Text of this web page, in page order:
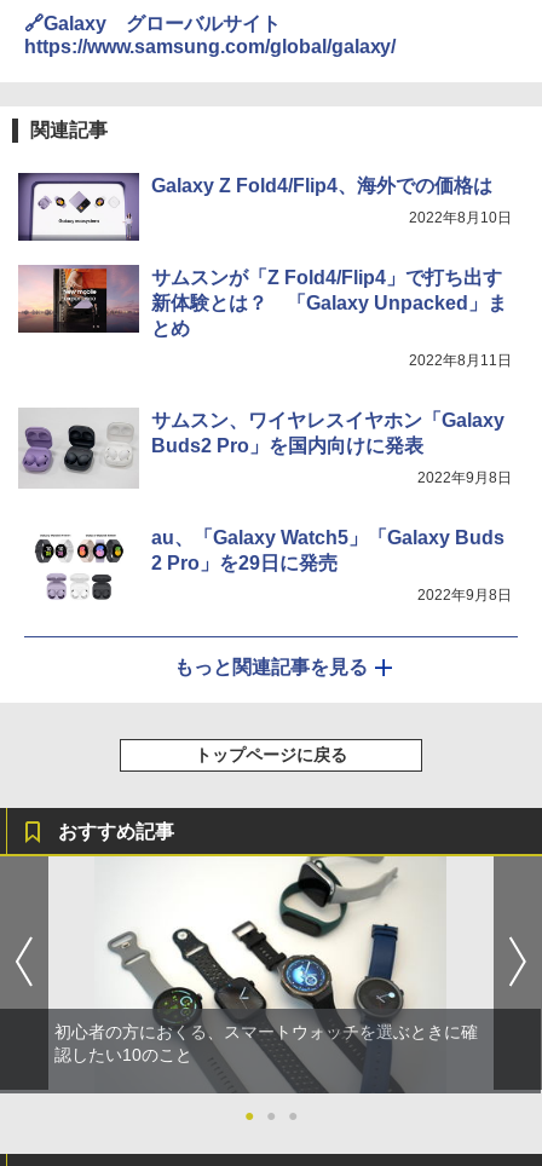
🔗Galaxy グローバルサイト
https://www.samsung.com/global/galaxy/
関連記事
Galaxy Z Fold4/Flip4、海外での価格は
2022年8月10日
サムスンが「Z Fold4/Flip4」で打ち出す
新体験とは？ 「Galaxy Unpacked」ま
とめ
2022年8月11日
サムスン、ワイヤレスイヤホン「Galaxy
Buds2 Pro」を国内向けに発表
2022年9月8日
au、「Galaxy Watch5」「Galaxy Buds
2 Pro」を29日に発売
2022年9月8日
もっと関連記事を見る
トップページに戻る
おすすめ記事
初心者の方におくる、スマートウォッチを選ぶときに確
認したい10のこと
● ● ●